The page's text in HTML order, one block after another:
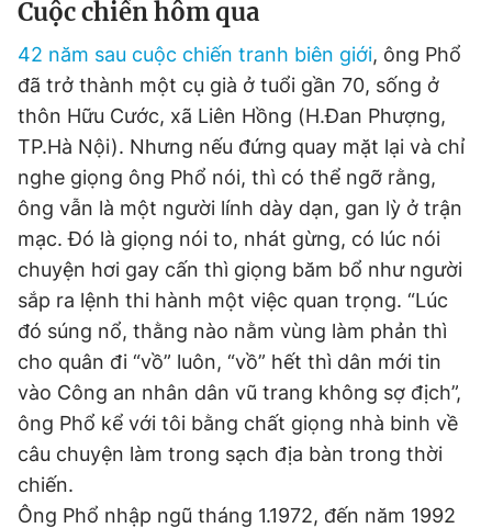
Cuộc chiến hôm qua
42 năm sau cuộc chiến tranh biên giới, ông Phổ
đã trở thành một cụ già ở tuổi gần 70, sống ở
thôn Hữu Cước, xã Liên Hồng (H.Đan Phượng,
TP.Hà Nội). Nhưng nếu đứng quay mặt lại và chỉ
nghe giọng ông Phổ nói, thì có thể ngỡ rằng,
ông vẫn là một người lính dày dạn, gan lỳ ở trận
mạc. Đó là giọng nói to, nhát gừng, có lúc nói
chuyện hơi gay cấn thì giọng băm bổ như người
sắp ra lệnh thi hành một việc quan trọng. “Lúc
đó súng nổ, thằng nào nằm vùng làm phản thì
cho quân đi “vồ” luôn, “vồ” hết thì dân mới tin
vào Công an nhân dân vũ trang không sợ địch”,
ông Phổ kể với tôi bằng chất giọng nhà binh về
câu chuyện làm trong sạch địa bàn trong thời
chiến.
Ông Phổ nhập ngũ tháng 1.1972, đến năm 1992